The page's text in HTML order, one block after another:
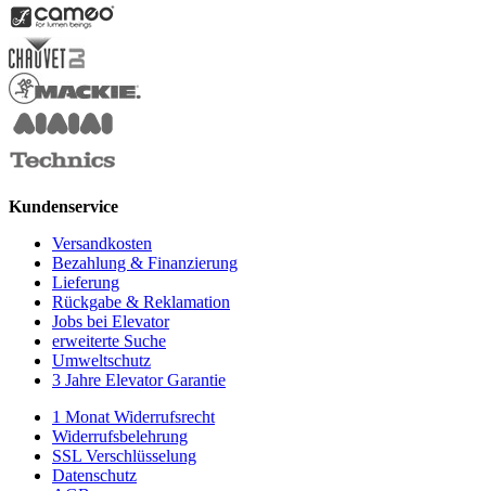
Kundenservice
Versandkosten
Bezahlung & Finanzierung
Lieferung
Rückgabe & Reklamation
Jobs bei Elevator
erweiterte Suche
Umweltschutz
3 Jahre Elevator Garantie
1 Monat Widerrufsrecht
Widerrufsbelehrung
SSL Verschlüsselung
Datenschutz